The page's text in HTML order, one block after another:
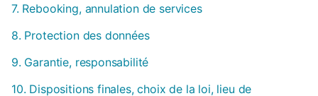
7. Rebooking, annulation de services
8. Protection des données
9. Garantie, responsabilité
10. Dispositions finales, choix de la loi, lieu de